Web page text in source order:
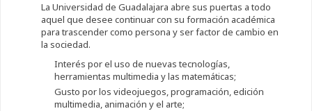
La Universidad de Guadalajara abre sus puertas a todo
aquel que desee continuar con su formación académica
para trascender como persona y ser factor de cambio en
la sociedad.
Interés por el uso de nuevas tecnologías,
herramientas multimedia y las matemáticas;
Gusto por los videojuegos, programación, edición
multimedia, animación y el arte;